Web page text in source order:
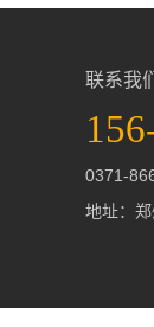
联系我们
0371-
地址：